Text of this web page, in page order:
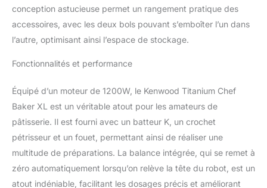
simplement le goûter
PLUS DE 30
ACCESSOIRES EN
OPTION Développez
gamme d'accessoires.
moyeu du robot, vous
pouvez mixer, trancher,
réduire en spirale, râper
ou faire un jus OUTILS
comprenant 3 ustensiles
de cuisine en acier
inoxydable, un
conception astucieuse permet un rangement pratique des
accessoires, avec les deux bols pouvant s’emboîter l’un dans
l’autre, optimisant ainsi l’espace de stockage.
Fonctionnalités et performance
Équipé d’un moteur de 1200W, le Kenwood Titanium Chef
Baker XL est un véritable atout pour les amateurs de
pâtisserie. Il est fourni avec un batteur K, un crochet
pétrisseur et un fouet, permettant ainsi de réaliser une
multitude de préparations. La balance intégrée, qui se remet à
zéro automatiquement lorsqu’on relève la tête du robot, est un
atout indéniable, facilitant les dosages précis et améliorant